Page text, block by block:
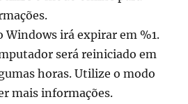
Windows irá expirar em %1.
será reiniciado em
horas. Utilize o modo
mais informações.